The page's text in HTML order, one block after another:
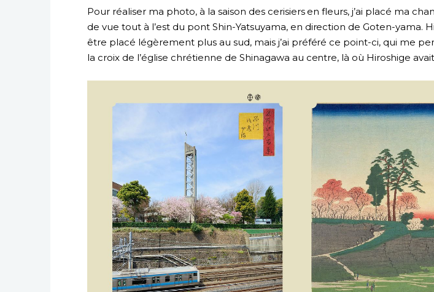
Pour réaliser ma photo, à la saison des cerisiers en fleurs, j’ai placé ma
de vue tout à l’est du pont Shin-Yatsuyama, en direction de Goten-yama.
être placé légèrement plus au sud, mais j’ai préféré ce point-ci, qui me
la croix de l’église chrétienne de Shinagawa au centre, là où Hiroshige